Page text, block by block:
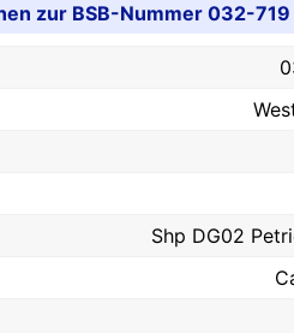
zur BSB-Nummer 032-719
Shp DG02